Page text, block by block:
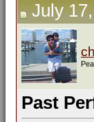
July 17,
Past